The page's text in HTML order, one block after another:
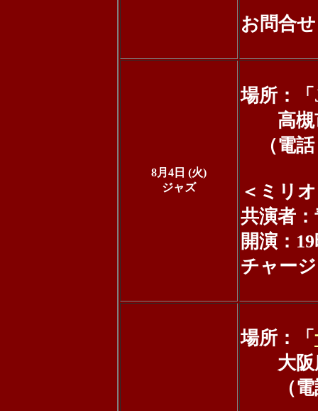
お問合せ
8月4日 (火)
ジャズ
場所：
高槻
（電話
＜ミリ
共演者
開演：
チャー
場所：「
大阪府
（電話